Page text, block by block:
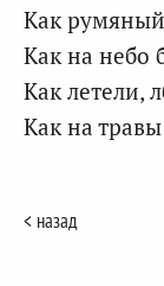
Как
Как на небо
Как летели,
Как на
< назад